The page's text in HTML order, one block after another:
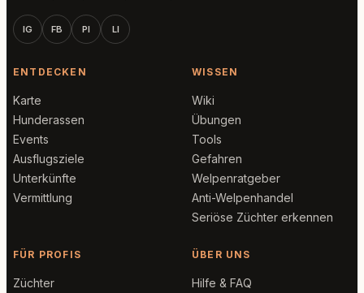
IG FB PI LI
ENTDECKEN
Karte
Hunderassen
Events
Ausflugsziele
Unterkünfte
Vermittlung
WISSEN
Wiki
Übungen
Tools
Gefahren
Welpenratgeber
Anti-Welpenhandel
Seriöse Züchter erkennen
FÜR PROFIS
Züchter
ÜBER UNS
Hilfe & FAQ